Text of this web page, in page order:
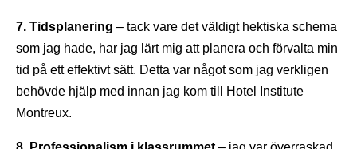
7. Tidsplanering – tack vare det väldigt hektiska schema
som jag hade, har jag lärt mig att planera och förvalta min
tid på ett effektivt sätt. Detta var något som jag verkligen
behövde hjälp med innan jag kom till Hotel Institute
Montreux.